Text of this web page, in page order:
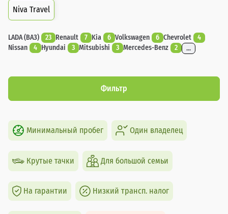
Niva Travel
LADA (ВАЗ) 23 Renault 7 Kia 6 Volkswagen 6 Chevrolet
4
Nissan
4 Hyundai 3 Mitsubishi 3 Mercedes-Benz 2 ...
Фильтр
Минимальный пробег Один владелец
Крутые тачки Для большой семьи
На гарантии Низкий трансп. налог